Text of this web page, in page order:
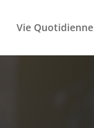
Vie Quotidienne